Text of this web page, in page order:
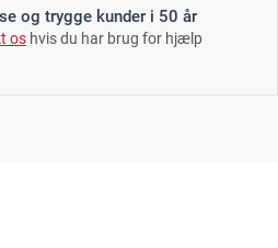
og trygge kunder i 50 år
os hvis du har brug for hjælp